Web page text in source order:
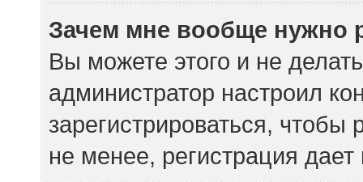
Зачем мне вообще нужно
Вы можете этого и не
администратор настроил
зарегистрироваться,
не менее, регистрация